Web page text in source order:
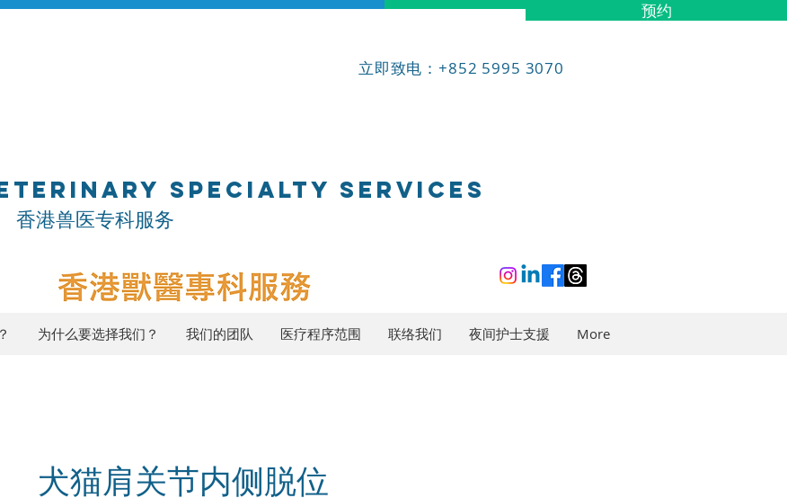
预约
立即致电：+852 5995 3070
SPECIALTY SERVICES
科服务
为什么要选择我们？ 我们的团队 医疗程序范围 联络我们 夜间护士支援 More
犬猫肩关节内侧脱位